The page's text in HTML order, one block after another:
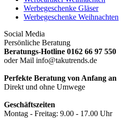
Werbegeschenke Gläser
Werbegeschenke Weihnachten
Social Media
Persönliche Beratung
Beratungs-Hotline 0162 66 97 550
oder Mail info@takutrends.de
Perfekte Beratung von Anfang an
Direkt und ohne Umwege
Geschäftszeiten
Montag - Freitag: 9.00 - 17.00 Uhr